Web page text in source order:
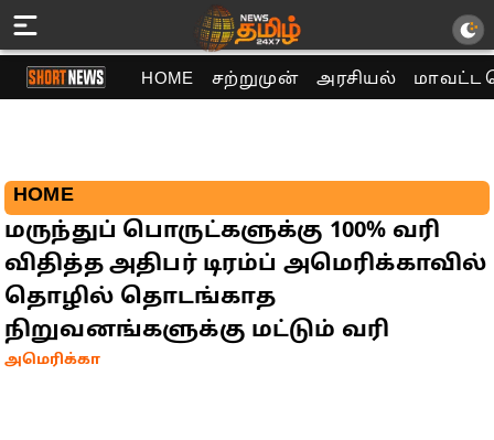
HOME சற்றுமுன் அரசியல் மாவட்ட
HOME
மருந்துப் பொருட்களுக்கு 100% வரி
விதித்த அதிபர் டிரம்ப் அமெரிக்காவில்
தொழில் தொடங்காத
நிறுவனங்களுக்கு மட்டும் வரி
அமெரிக்கா